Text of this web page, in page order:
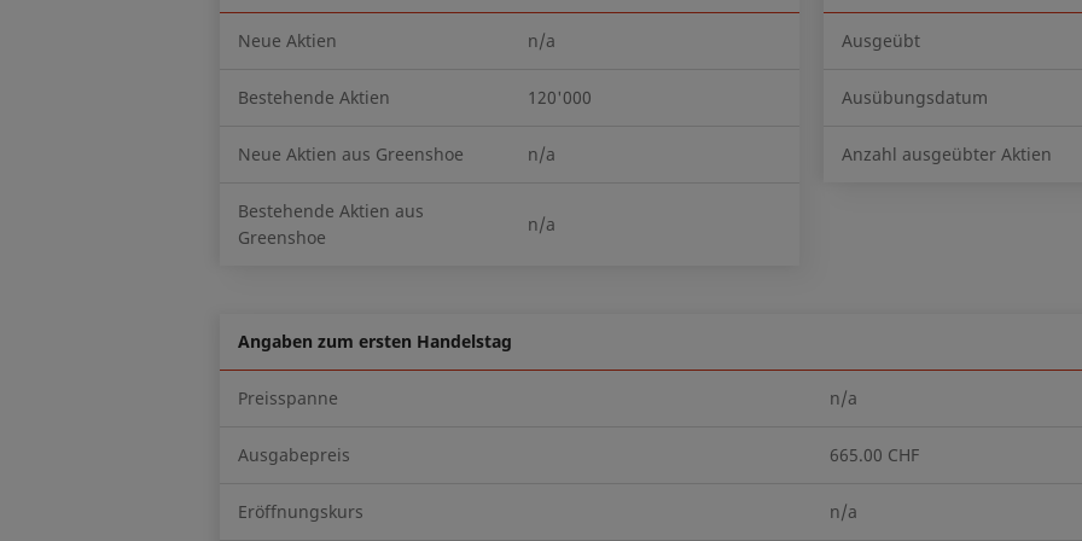
Neue Aktien n/a
Bestehende Aktien 120'000
Neue Aktien aus Greenshoe n/a
Bestehende Aktien aus
Greenshoe
n/a
Ausgeübt
Ausübungsdatum
Anzahl ausgeübter Aktien
Angaben zum ersten Handelstag
Preisspanne n/a
Ausgabepreis 665.00 CHF
Eröffnungskurs n/a